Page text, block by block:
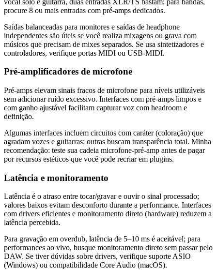
procure 8 ou mais entradas com pré‑amps dedicados.
Saídas balanceadas para monitores e saídas de headphone
independentes são úteis se você realiza mixagens ou grava com
músicos que precisam de mixes separados. Se usa sintetizadores e
controladores, verifique portas MIDI ou USB‑MIDI.
Pré‑amplificadores de microfone
Pré‑amps elevam sinais fracos de microfone para níveis utilizáveis
sem adicionar ruído excessivo. Interfaces com pré‑amps limpos e
com ganho ajustável facilitam capturar voz com headroom e
definição.
Algumas interfaces incluem circuitos com caráter (coloração) que
agradam vozes e guitarras; outras buscam transparência total. Minha
recomendação: teste sua cadeia microfone‑pré‑amp antes de pagar
por recursos estéticos que você pode recriar em plugins.
Latência e monitoramento
Latência é o atraso entre tocar/gravar e ouvir o sinal processado;
valores baixos evitam desconforto durante a performance. Interfaces
com drivers eficientes e monitoramento direto (hardware) reduzem a
latência percebida.
Para gravação em overdub, latência de 5–10 ms é aceitável; para
performances ao vivo, busque monitoramento direto sem passar pelo
DAW. Se tiver dúvidas sobre drivers, verifique suporte ASIO
(Windows) ou compatibilidade Core Audio (macOS).